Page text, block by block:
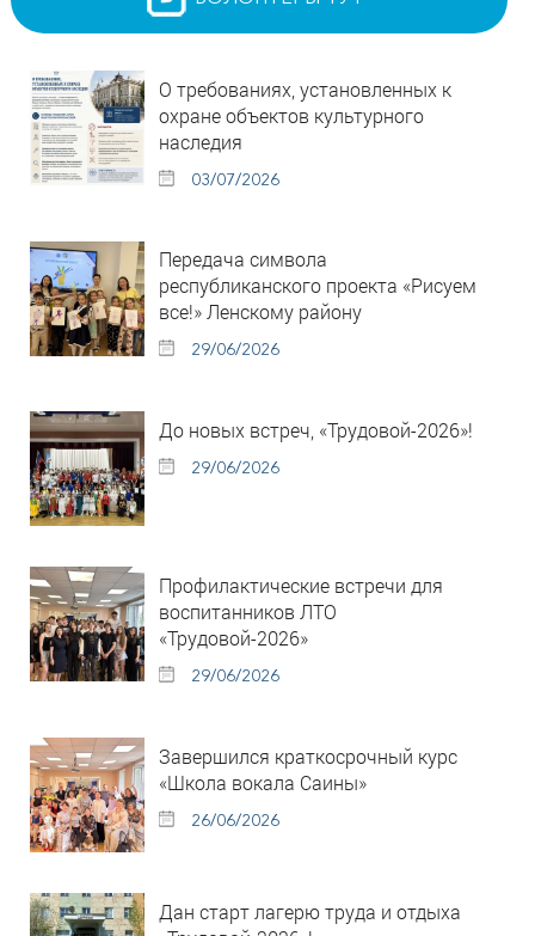
О требованиях, установленных к
охране объектов культурного
наследия
03/07/2026
Передача символа
республиканского проекта «Рисуем
все!» Ленскому району
29/06/2026
До новых встреч, «Трудовой-2026»!
29/06/2026
Профилактические встречи для
воспитанников ЛТО
«Трудовой-2026»
29/06/2026
Завершился краткосрочный курс
«Школа вокала Саины»
26/06/2026
Дан старт лагерю труда и отдыха